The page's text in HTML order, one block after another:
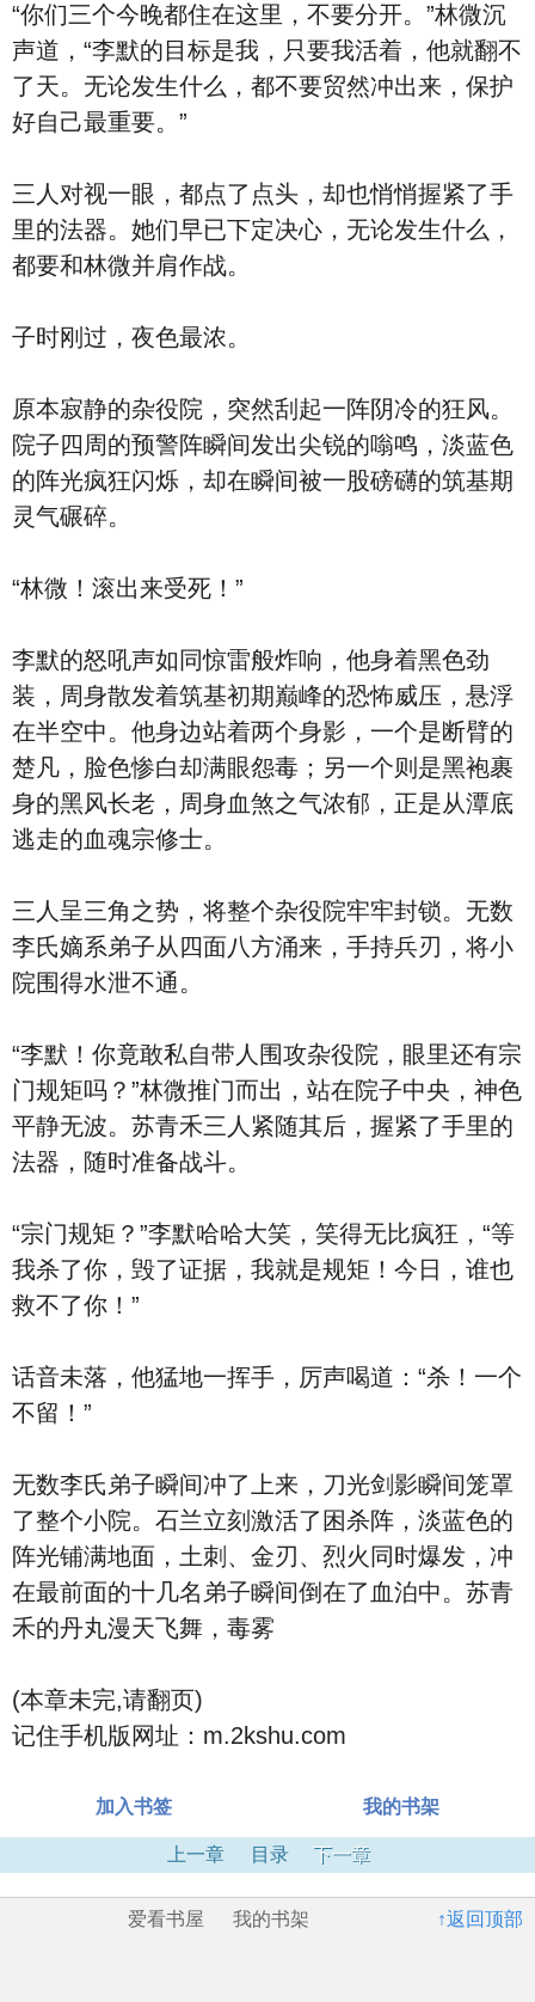
“你们三个今晚都住在这里，不要分开。”林微沉
声道，“李默的目标是我，只要我活着，他就翻不
了天。无论发生什么，都不要贸然冲出来，保护
好自己最重要。”
三人对视一眼，都点了点头，却也悄悄握紧了手
里的法器。她们早已下定决心，无论发生什么，
都要和林微并肩作战。
子时刚过，夜色最浓。
原本寂静的杂役院，突然刮起一阵阴冷的狂风。
院子四周的预警阵瞬间发出尖锐的嗡鸣，淡蓝色
的阵光疯狂闪烁，却在瞬间被一股磅礴的筑基期
灵气碾碎。
“林微！滚出来受死！”
李默的怒吼声如同惊雷般炸响，他身着黑色劲
装，周身散发着筑基初期巅峰的恐怖威压，悬浮
在半空中。他身边站着两个身影，一个是断臂的
楚凡，脸色惨白却满眼怨毒；另一个则是黑袍裹
身的黑风长老，周身血煞之气浓郁，正是从潭底
逃走的血魂宗修士。
三人呈三角之势，将整个杂役院牢牢封锁。无数
李氏嫡系弟子从四面八方涌来，手持兵刃，将小
院围得水泄不通。
“李默！你竟敢私自带人围攻杂役院，眼里还有宗
门规矩吗？”林微推门而出，站在院子中央，神色
平静无波。苏青禾三人紧随其后，握紧了手里的
法器，随时准备战斗。
“宗门规矩？”李默哈哈大笑，笑得无比疯狂，“等
我杀了你，毁了证据，我就是规矩！今日，谁也
救不了你！”
话音未落，他猛地一挥手，厉声喝道：“杀！一个
不留！”
无数李氏弟子瞬间冲了上来，刀光剑影瞬间笼罩
了整个小院。石兰立刻激活了困杀阵，淡蓝色的
阵光铺满地面，土刺、金刃、烈火同时爆发，冲
在最前面的十几名弟子瞬间倒在了血泊中。苏青
禾的丹丸漫天飞舞，毒雾
(本章未完,请翻页)
记住手机版网址：m.2kshu.com
加入书签 我的书架
上一章 目录 下一章
↑返回顶部
爱看书屋 我的书架